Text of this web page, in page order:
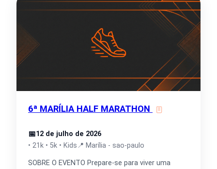
6ª MARÍLIA HALF MARATHON
📅12 de julho de 2026
• 21k • 5k • Kids📍 Marília - sao-paulo
SOBRE O EVENTO Prepare-se para viver uma